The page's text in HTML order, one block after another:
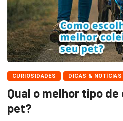
CURIOSIDADES DICAS & NOTÍCIAS
Qual o melhor tipo
pet?